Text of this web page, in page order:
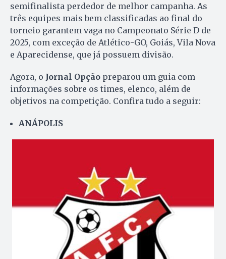
semifinalista perdedor de melhor campanha. As
três equipes mais bem classificadas ao final do
torneio garantem vaga no Campeonato Série D de
2025, com exceção de Atlético-GO, Goiás, Vila Nova
e Aparecidense, que já possuem divisão.
Agora, o Jornal Opção preparou um guia com
informações sobre os times, elenco, além de
objetivos na competição. Confira tudo a seguir:
ANÁPOLIS